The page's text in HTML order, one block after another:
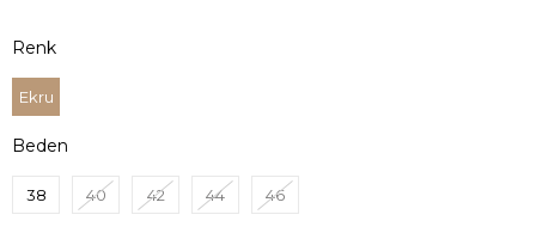
Renk
Ekru
Beden
38 40 42 44 46